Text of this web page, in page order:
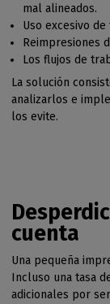
mal alineados.
Uso excesivo de
Reimpresiones
Los flujos de
La solución
analizarlos e
los evite.
cuenta
Una pequeña
Incluso una tasa
adicionales por